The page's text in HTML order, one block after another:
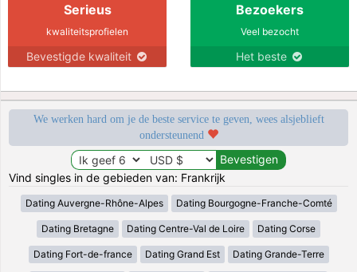
Serieus
kwaliteitsprofielen
Bevestigde kwaliteit
Bezoekers
Veel bezocht
Het beste
We werken hard om je de beste service te geven, wees alsjeblieft
ondersteunend
Vind singles in de gebieden van: Frankrijk
Dating Auvergne-Rhône-Alpes Dating Bourgogne-Franche-Comté
Dating Bretagne Dating Centre-Val de Loire Dating Corse
Dating Fort-de-france Dating Grand Est Dating Grande-Terre